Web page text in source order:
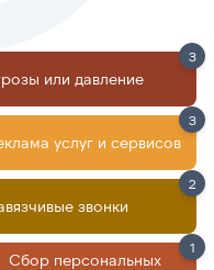
или давление
3
услуг и сервисов
3
звонки
2
Сбор персональных
1